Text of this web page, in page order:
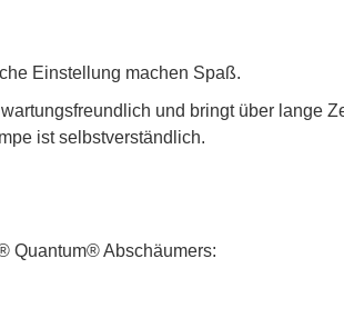
Einstellung machen Spaß.
und bringt über lange
ist selbstverständlich.
Quantum® Abschäumers: